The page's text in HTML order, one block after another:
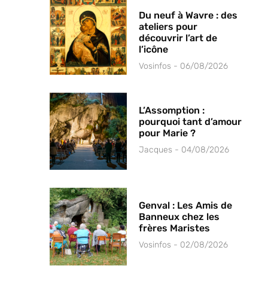
Du neuf à Wavre : des
ateliers pour
découvrir l’art de
l’icône
Vosinfos 06/08/2026
L’Assomption :
pourquoi tant d’amour
pour Marie ?
Jacques 04/08/2026
Genval : Les Amis de
Banneux chez les
frères Maristes
Vosinfos 02/08/2026